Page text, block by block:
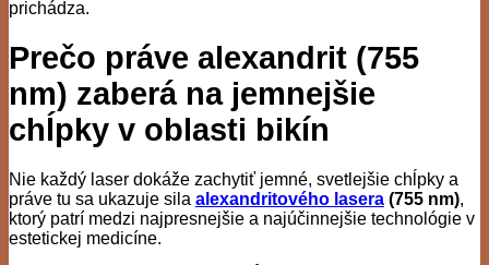
prichádza.
Prečo práve alexandrit (755
nm) zaberá na jemnejšie
chĺpky v oblasti bikín
Nie každý laser dokáže zachytiť jemné, svetlejšie chĺpky a
práve tu sa ukazuje sila alexandritového lasera (755 nm),
ktorý patrí medzi najpresnejšie a najúčinnejšie technológie v
estetickej medicíne.